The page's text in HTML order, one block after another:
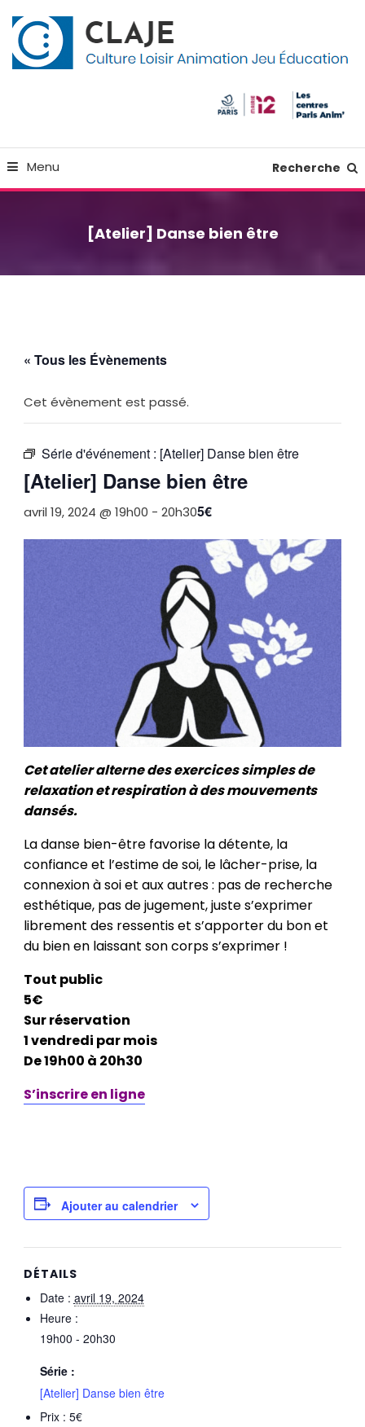
To
Content
Menu Recherche
[Atelier] Danse bien être
« Tous les Évènements
Cet évènement est passé.
Série d'événement : [Atelier] Danse bien être
[Atelier] Danse bien être
avril 19, 2024 @ 19h00 - 20h305€
Cet atelier alterne des exercices simples de
relaxation et respiration à des mouvements
dansés.
La danse bien-être favorise la détente, la
confiance et l’estime de soi, le lâcher-prise, la
connexion à soi et aux autres : pas de recherche
esthétique, pas de jugement, juste s’exprimer
librement des ressentis et s’apporter du bon et
du bien en laissant son corps s’exprimer !
Tout public
5€
Sur réservation
1 vendredi par mois
De 19h00 à 20h30
S’inscrire en ligne
Ajouter au calendrier
DÉTAILS
Date : avril 19, 2024
Heure :
19h00 - 20h30
Série :
[Atelier] Danse bien être
Prix : 5€